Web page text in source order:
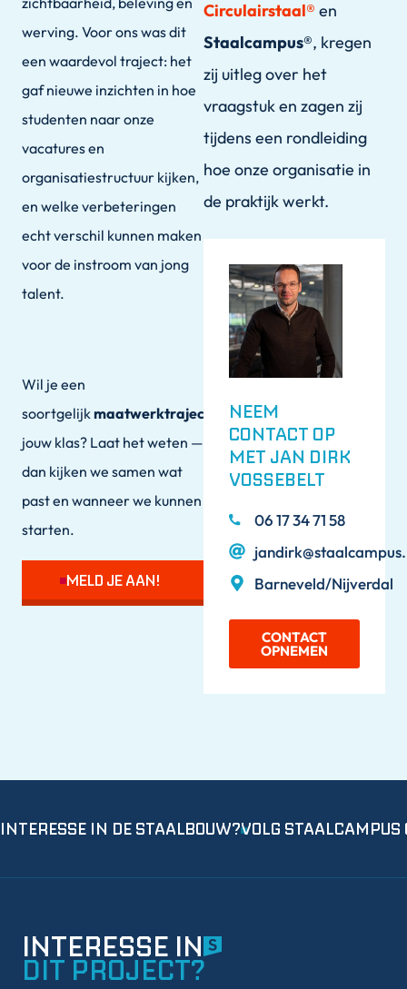
Circulairstaal® en
Staalcampus®, kregen
zij uitleg over het
vraagstuk en zagen zij
tijdens een rondleiding
hoe onze organisatie in
de praktijk werkt.
NEEM
CONTACT OP
MET JAN DIRK
VOSSEBELT
06 17 34 71 58
Barneveld/Nijverdal
CONTACT
OPNEMEN
werving. Voor ons was dit
een waardevol traject: het
gaf nieuwe inzichten in hoe
studenten naar onze
vacatures en
organisatiestructuur kijken,
en welke verbeteringen
echt verschil kunnen maken
voor de instroom van jong
talent.
Wil je een
soortgelijkmaatwerktraject
voor
jouw klas? Laat het weten —
dan kijken we samen wat
past en wanneer we kunnen
starten.
MELD JE AAN!
INTERESSE IN DE STAALBOUW?VOLG
INTERESSE IN
DIT PROJECT?